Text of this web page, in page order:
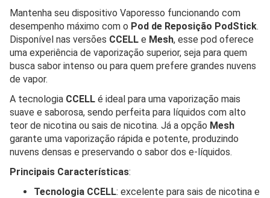
Mantenha seu dispositivo Vaporesso funcionando com
desempenho máximo com o Pod de Reposição PodStick.
Disponível nas versões CCELL e Mesh, esse pod oferece
uma experiência de vaporização superior, seja para quem
busca sabor intenso ou para quem prefere grandes nuvens
de vapor.
A tecnologia CCELL é ideal para uma vaporização mais
suave e saborosa, sendo perfeita para líquidos com alto
teor de nicotina ou sais de nicotina. Já a opção Mesh
garante uma vaporização rápida e potente, produzindo
nuvens densas e preservando o sabor dos e-líquidos.
Principais Características:
Tecnologia CCELL: excelente para sais de nicotina e